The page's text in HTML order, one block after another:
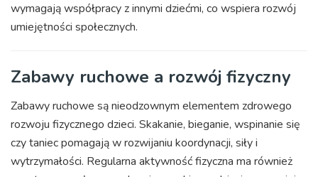
wymagają współpracy z innymi dziećmi, co wspiera rozwój
umiejętności społecznych.
Zabawy ruchowe a rozwój fizyczny
Zabawy ruchowe są nieodzownym elementem zdrowego
rozwoju fizycznego dzieci. Skakanie, bieganie, wspinanie się
czy taniec pomagają w rozwijaniu koordynacji, siły i
wytrzymałości. Regularna aktywność fizyczna ma również